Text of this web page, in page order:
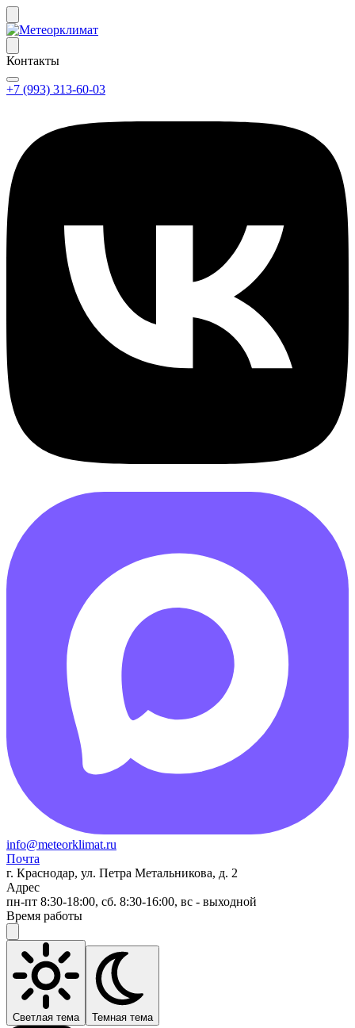
Контакты
+7 (993) 313-60-03
info@meteorklimat.ru
Почта
г. Краснодар, ул. Петра Метальникова, д. 2
Адрес
пн-пт 8:30-18:00, сб. 8:30-16:00, вс - выходной
Время работы
Светлая тема Темная тема